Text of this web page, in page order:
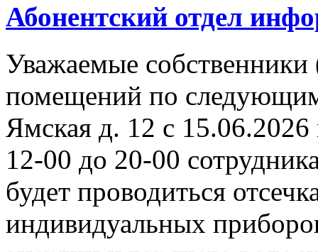
Абонентский отдел
Уважаемые
помещений по
Ямская д. 12 с
12-00 до 20-00
будет проводиться
индивидуальных